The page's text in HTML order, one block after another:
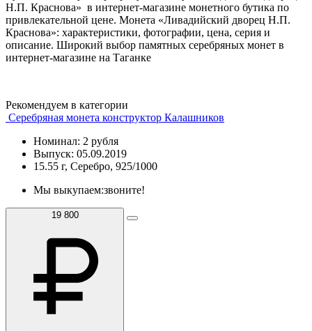
Н.П. Краснова» в интернет-магазине монетного бутика по
привлекательной цене. Монета «Ливадийский дворец Н.П.
Краснова»: характеристики, фотографии, цена, серия и
описание. Широкий выбор памятных серебряных монет в
интернет-магазине на Таганке
Рекомендуем в категории
Серебряная монета конструктор Калашников
Номинал: 2 рубля
Выпуск: 05.09.2019
15.55 г, Серебро, 925/1000
Мы выкупаем:звоните!
19 800